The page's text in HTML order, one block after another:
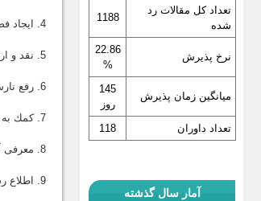
تعداد کل مقالات رد
شده
1188
نرخ پذیرش
22.86
%
میانگین زمان پذیرش
145
روز
تعداد داوران
118
آمار سال گذشته
4. ايجاد فضايى مناسب براى تضارب آراء در موضوعات و مسايل اساسى و چالش برانگيز؛
5. نقد و ارزيابى مستمر ديدگاه ها، نظريه ها و آراى ارائه شده در موضوعات و مسايل مربوط؛
6. رفع نارسايى ها و كاستى هاى موجود در باب پژوهش هاى فلسفى؛
7. كمك به رشد و شكوفايى پژوهش هاى عالمانه در مناسبات ميان دين و فلسفه هاى مضاف؛
8. معرفى آثار و پژوهش هاى مهم و نوين در حوزه مطالعات فلسفى؛
9. اطلاع رسانى درباره نشريات، كتاب ها، سايت ها و همايش هاى علمى ـ پژوهشى فلسفى.